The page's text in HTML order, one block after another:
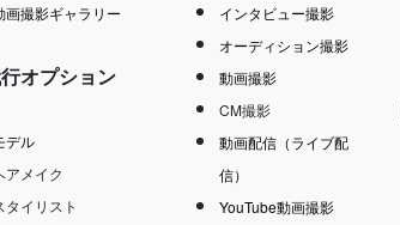
画撮影ギャラリー
オプション
デル
アメイク
タイリスト
インタビュー撮影
オーディション撮影
動画撮影
CM撮影
動画配信（ライブ配
信）
YouTube動画撮影